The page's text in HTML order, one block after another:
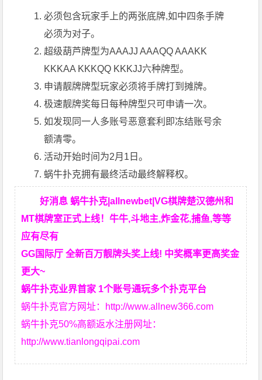
必须包含玩家手上的两张底牌,如中四条手牌
必须为对子。
超级葫芦牌型为AAAJJ AAAQQ AAAKK
KKKAA KKKQQ KKKJJ六种牌型。
申请靓牌牌型玩家必须将手牌打到摊牌。
极速靓牌奖每日每种牌型只可申请一次。
如发现同一人多账号恶意套利即冻结账号余
额清零。
活动开始时间为2月1日。
蜗牛扑克拥有最终活动最终解释权。
好消息 蜗牛扑克|allnewbet|VG棋牌楚汉德州和
MT棋牌室正式上线！牛牛,斗地主,炸金花,捕鱼,等等
应有尽有
GG国际厅 全新百万靓牌头奖上线! 中奖概率更高奖金
更大~
蜗牛扑克业界首家 1个账号通玩多个扑克平台
蜗牛扑克官方网址： http://www.allnew366.com
蜗牛扑克50%高额返水注册网址：
http://www.tianlongqipai.com